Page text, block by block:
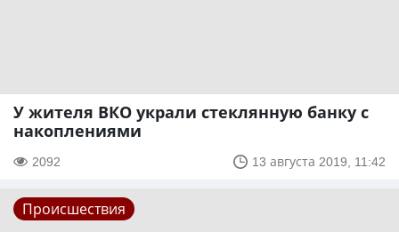
У жителя ВКО украли стеклянную банку с
накоплениями
2092 13 августа 2019, 11:42
Происшествия